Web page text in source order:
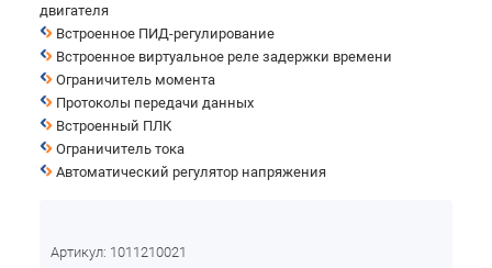
двигателя
Встроенное ПИД-регулирование
Встроенное виртуальное реле задержки времени
Ограничитель момента
Протоколы передачи данных
Встроенный ПЛК
Ограничитель тока
Автоматический регулятор напряжения
Артикул: 1011210021